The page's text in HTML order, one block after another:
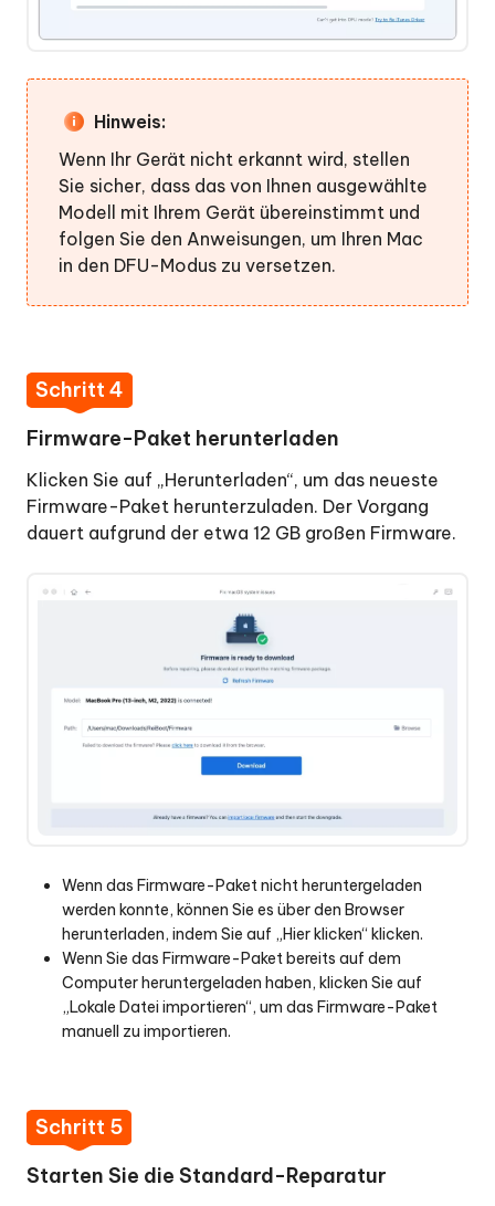
Hinweis:
Wenn Ihr Gerät nicht erkannt wird, stellen
Sie sicher, dass das von Ihnen ausgewählte
Modell mit Ihrem Gerät übereinstimmt und
folgen Sie den Anweisungen, um Ihren Mac
in den DFU-Modus zu versetzen.
Schritt 4
Firmware-Paket herunterladen
Klicken Sie auf „Herunterladen“, um das neueste
Firmware-Paket herunterzuladen. Der Vorgang
dauert aufgrund der etwa 12 GB großen Firmware.
Wenn das Firmware-Paket nicht heruntergeladen
werden konnte, können Sie es über den Browser
herunterladen, indem Sie auf „Hier klicken“ klicken.
Wenn Sie das Firmware-Paket bereits auf dem
Computer heruntergeladen haben, klicken Sie auf
„Lokale Datei importieren“, um das Firmware-Paket
manuell zu importieren.
Schritt 5
Starten Sie die Standard-Reparatur